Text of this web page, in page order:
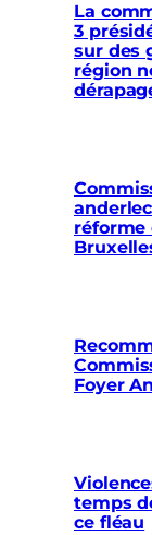
La
3
sur des
région
réforme
Foyer
temps
ce fléau